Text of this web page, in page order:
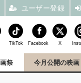
祭 今月公開の映画
TikTok Facebook X
ユーザー登録